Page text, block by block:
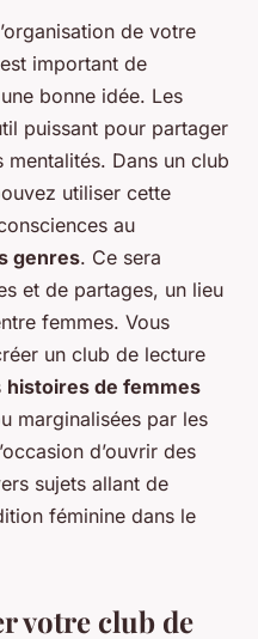
de votre
important de
bonne idée. Les
puissant pour partager
Dans un club
utiliser cette
au
genres. Ce sera
et de partages, un lieu
femmes. Vous
un club de lecture
histoires de femmes
marginalisées par les
d’ouvrir des
sujets allant de
féminine dans le
votre club de